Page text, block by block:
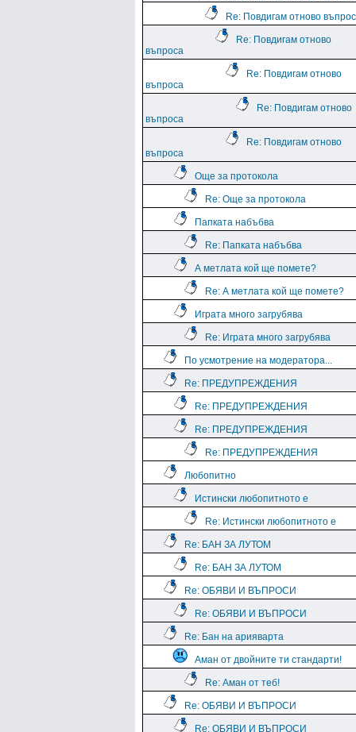
Re: Повдигам отново
Re: Повдигам отново
въпроса
Re: Повдигам отново
въпроса
Re: Повдигам отново
въпроса
Re: Повдигам отново
въпроса
Още за протокола
Re: Още за протокола
Папката набъбва
Re: Папката набъбва
А метлата кой ще помете?
Re: А метлата кой ще помете?
Играта много загрубява
Re: Играта много загрубява
По усмотрение на модератора...
Re: ПРЕДУПРЕЖДЕНИЯ
Re: ПРЕДУПРЕЖДЕНИЯ
Re: ПРЕДУПРЕЖДЕНИЯ
Re: ПРЕДУПРЕЖДЕНИЯ
Любопитно
Истински любопитното е
Re: Истински любопитното е
Re: БАН ЗА ЛУТОМ
Re: БАН ЗА ЛУТОМ
Re: ОБЯВИ И ВЪПРОСИ
Re: ОБЯВИ И ВЪПРОСИ
Re: Бан на арияварта
Аман от двойните ти стандарти!
Re: Аман от теб!
Re: ОБЯВИ И ВЪПРОСИ
Re: ОБЯВИ И ВЪПРОСИ